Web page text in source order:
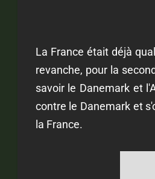
La France était déjà
revanche, pour la
savoir le Danemark et
contre le Danemark et
la France.